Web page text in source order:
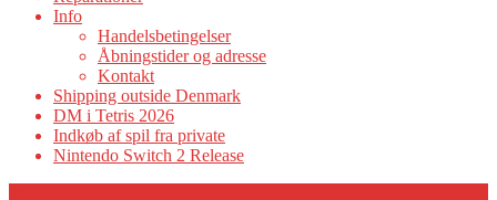
Info
Handelsbetingelser
Åbningstider og adresse
Kontakt
Shipping outside Denmark
DM i Tetris 2026
Indkøb af spil fra private
Nintendo Switch 2 Release